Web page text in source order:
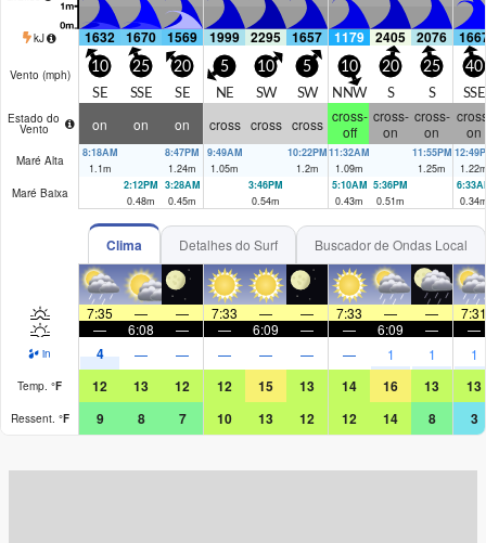
kJ 1632 1670 1569 1999 2295 1657 1179 2405 2076
Vento (mph) 10
SE
25
SSE
20
SE
5
NE
10
SW
5
SW
10
NNW
20
S
25
S
40
SSE
Estado do
Vento on on on cross cross cross cross-
off
cross-
on
cross-
on
on
Maré Alta
8:18AM
1.1m
8:47PM
1.24m
9:49AM
1.05m
10:22PM
1.2m
11:32AM
1.09m
11:55PM
1.25m
1.22
Maré Baixa
2:12PM
0.48m
3:28AM
0.45m
3:46PM
0.54m
5:10AM
0.43m
5:36PM
0.51m
0.34
Clima Detalhes do Surf Buscador de Ondas Local
7:35 — — 7:33 — — 7:33 — —
7:31
—
6:08 — — 6:09 — — 6:09 — —
in 4 — — — — — — 1 1 1
Temp. °F 12 13 12 12 15 13 14 16 13 13
Ressent. °F 9 8 7 10 13 12 12 14 8 3